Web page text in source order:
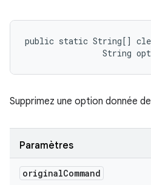
public static String[]
String
Supprimez une option donnée
Paramètres
originalCommand